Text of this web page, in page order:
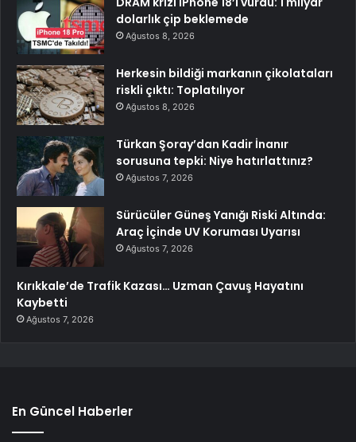
dolarlık çip beklemede
Ağustos 8, 2026
Herkesin bildiği markanın çikolataları
riskli çıktı: Toplatılıyor
Ağustos 8, 2026
Türkan Şoray’dan Kadir İnanır
sorusuna tepki: Niye hatırlattınız?
Ağustos 7, 2026
Sürücüler Güneş Yanığı Riski Altında:
Araç İçinde UV Koruması Uyarısı
Ağustos 7, 2026
Kırıkkale’de Trafik Kazası… Uzman Çavuş Hayatını
Kaybetti
Ağustos 7, 2026
En Güncel Haberler